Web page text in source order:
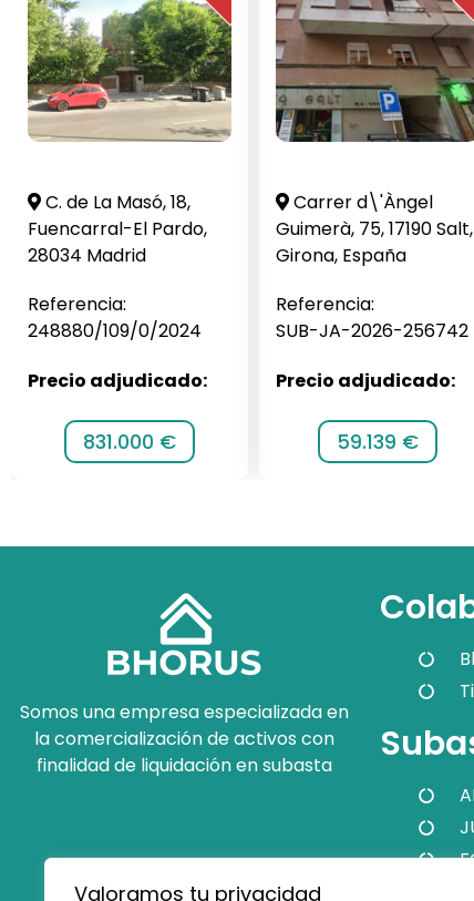
Valoramos tu privacidad
C. de La Masó, 18,
Fuencarral-El Pardo,
28034 Madrid
Referencia:
248880/109/0/2024
Precio adjudicado:
831.000 €
Carrer d\'Àngel
Guimerà, 75, 17190 Salt,
Girona, España
Referencia:
SUB-JA-2026-256742
Precio adjudicado:
59.139 €
Somos una empresa especializada en
la comercialización de activos con
finalidad de liquidación en subasta